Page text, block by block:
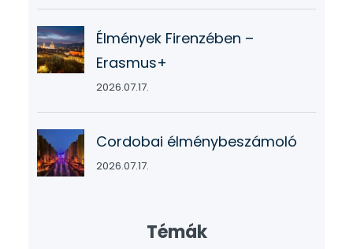
Élmények Firenzében –
Erasmus+
2026.07.17.
Cordobai élménybeszámoló
2026.07.17.
Témák